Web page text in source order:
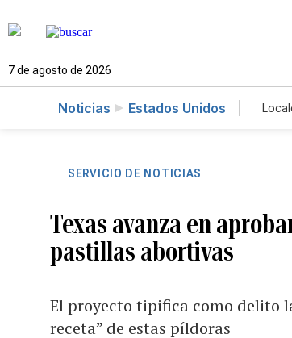
7 de agosto de 2026
Noticias Estados Unidos
SERVICIO DE NOTICIAS
Texas avanza en
pastillas abortivas
El proyecto tipifica como delito
receta” de estas píldoras